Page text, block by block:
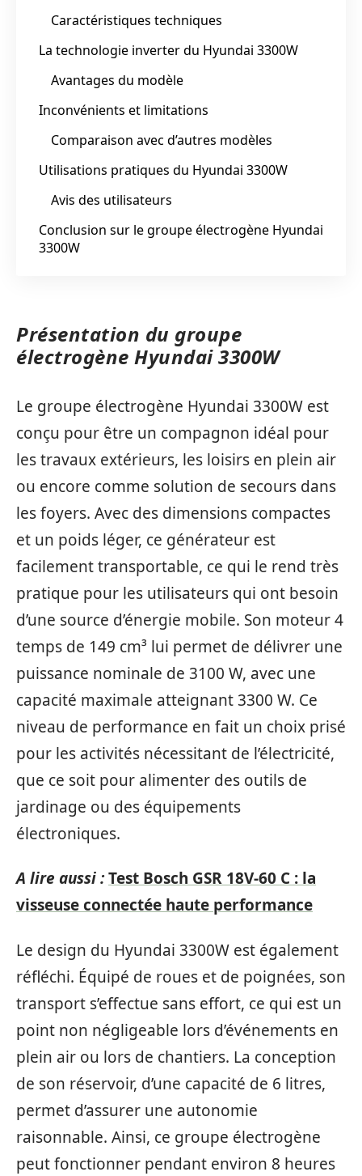
Caractéristiques techniques
La technologie inverter du Hyundai 3300W
Avantages du modèle
Inconvénients et limitations
Comparaison avec d’autres modèles
Utilisations pratiques du Hyundai 3300W
Avis des utilisateurs
Conclusion sur le groupe électrogène Hyundai
3300W
Présentation du groupe
électrogène Hyundai 3300W
Le groupe électrogène Hyundai 3300W est
conçu pour être un compagnon idéal pour
les travaux extérieurs, les loisirs en plein air
ou encore comme solution de secours dans
les foyers. Avec des dimensions compactes
et un poids léger, ce générateur est
facilement transportable, ce qui le rend très
pratique pour les utilisateurs qui ont besoin
d’une source d’énergie mobile. Son moteur 4
temps de 149 cm³ lui permet de délivrer une
puissance nominale de 3100 W, avec une
capacité maximale atteignant 3300 W. Ce
niveau de performance en fait un choix prisé
pour les activités nécessitant de l’électricité,
que ce soit pour alimenter des outils de
jardinage ou des équipements
électroniques.
A lire aussi :Test Bosch GSR 18V-60 C : la
visseuse connectée haute performance
Le design du Hyundai 3300W est également
réfléchi. Équipé de roues et de poignées, son
transport s’effectue sans effort, ce qui est un
point non négligeable lors d’événements en
plein air ou lors de chantiers. La conception
de son réservoir, d’une capacité de 6 litres,
permet d’assurer une autonomie
raisonnable. Ainsi, ce groupe électrogène
peut fonctionner pendant environ 8 heures